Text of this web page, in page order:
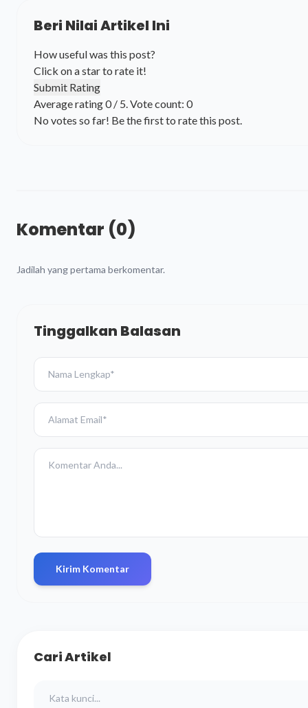
Beri Nilai Artikel Ini
How useful was this post?
Click on a star to rate it!
Submit Rating
Average rating0/ 5. Vote count: 0
No votes so far! Be the first to rate this post.
Komentar (0)
Jadilah yang pertama berkomentar.
Tinggalkan Balasan
Kirim Komentar
Cari Artikel